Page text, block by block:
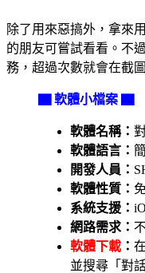
除了用來惡搞外，拿來
的朋友可嘗試看看。不
務，超過次數就會在截
▇ 軟體小檔案 ▇
軟體名稱：
軟體語言：
開發人員：
軟體性質：
系統支援：
網路需求：
軟體下載 ：
並搜尋「對